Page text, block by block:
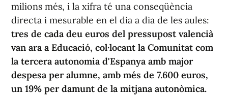
milions més, i la xifra té una conseqüència
directa i mesurable en el dia a dia de les aules:
tres de cada deu euros del pressupost valencià
van ara a Educació, col·locant la Comunitat com
la tercera autonomia d'Espanya amb major
despesa per alumne, amb més de 7.600 euros,
un 19% per damunt de la mitjana autonòmica.